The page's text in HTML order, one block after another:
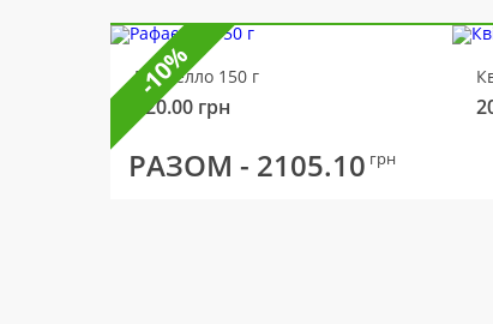
Рафаелло 150 г
320.00 грн
РАЗОМ - 2105.10 грн
-10%